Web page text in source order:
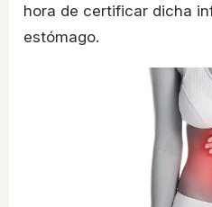
hora de certificar dicha
estómago.